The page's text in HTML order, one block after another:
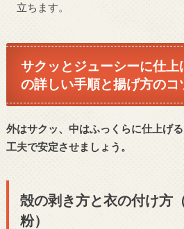
立ちます。
サクッとジューシーに仕上
の詳しい手順と揚げ方のコ
外はサクッ、中はふっくらに仕上げ
工夫で安定させましょう。
殻の剥き方と衣の付け
粉）